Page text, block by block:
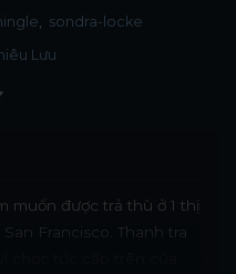
sondra-locke
Lưu
muốn được trả thù ở 1 thị
Francisco. Thanh tra